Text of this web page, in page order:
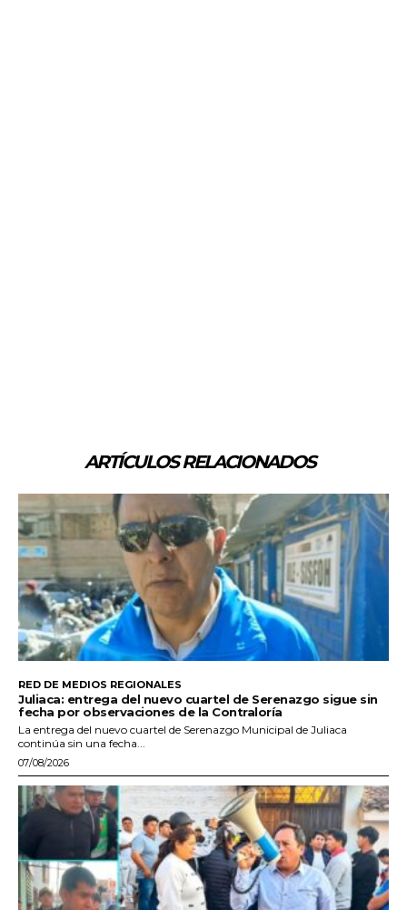
ARTÍCULOS RELACIONADOS
RED DE MEDIOS REGIONALES
Juliaca: entrega del nuevo cuartel de Serenazgo sigue sin
fecha por observaciones de la Contraloría
La entrega del nuevo cuartel de Serenazgo Municipal de Juliaca
continúa sin una fecha...
07/08/2026